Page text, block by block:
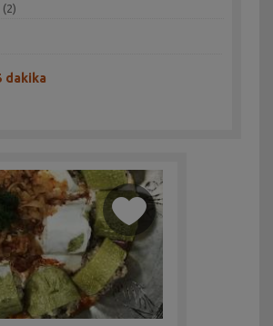
(2)
dakika